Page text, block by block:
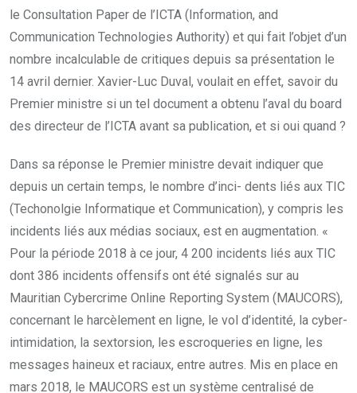
le Consultation Paper de l’ICTA (Information, and
Communication Technologies Authority) et qui fait l’objet d’un
nombre incalculable de critiques depuis sa présentation le
14 avril dernier. Xavier-Luc Duval, voulait en effet, savoir du
Premier ministre si un tel document a obtenu l’aval du board
des directeur de l’ICTA avant sa publication, et si oui quand ?
Dans sa réponse le Premier ministre devait indiquer que
depuis un certain temps, le nombre d’inci- dents liés aux TIC
(Techonolgie Informatique et Communication), y compris les
incidents liés aux médias sociaux, est en augmentation. «
Pour la période 2018 à ce jour, 4 200 incidents liés aux TIC
dont 386 incidents offensifs ont été signalés sur au
Mauritian Cybercrime Online Reporting System (MAUCORS),
concernant le harcèlement en ligne, le vol d’identité, la cyber-
intimidation, la sextorsion, les escroqueries en ligne, les
messages haineux et raciaux, entre autres. Mis en place en
mars 2018, le MAUCORS est un système centralisé de